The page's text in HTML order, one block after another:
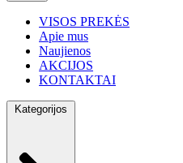
VISOS PREKĖS
Apie mus
Naujienos
AKCIJOS
KONTAKTAI
Kategorijos